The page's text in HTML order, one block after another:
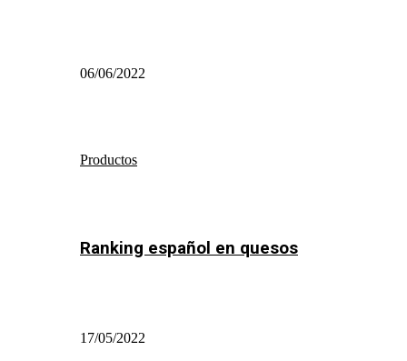
06/06/2022
Productos
Ranking español en quesos
17/05/2022